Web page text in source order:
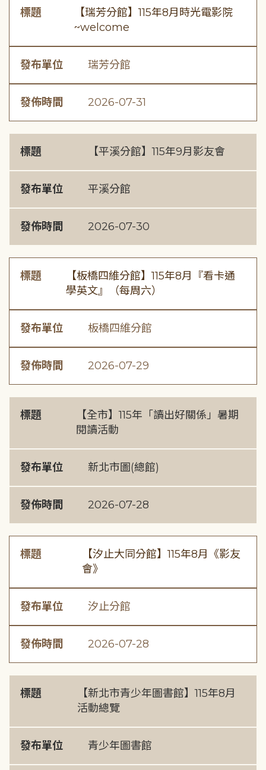
標題
【瑞芳分館】115年8月時光電影院
~welcome
發布單位 瑞芳分館
發佈時間 2026-07-31
標題 【平溪分館】115年9月影友會
發布單位 平溪分館
發佈時間 2026-07-30
標題
【板橋四維分館】115年8月『看卡通
學英文』（每周六）
發布單位 板橋四維分館
發佈時間 2026-07-29
標題
【全市】115年「讀出好關係」暑期
閱讀活動
發布單位 新北市圖(總館)
發佈時間 2026-07-28
標題
【汐止大同分館】115年8月《影友
會》
發布單位 汐止分館
發佈時間 2026-07-28
標題
【新北市青少年圖書館】115年8月
活動總覽
發布單位 青少年圖書館